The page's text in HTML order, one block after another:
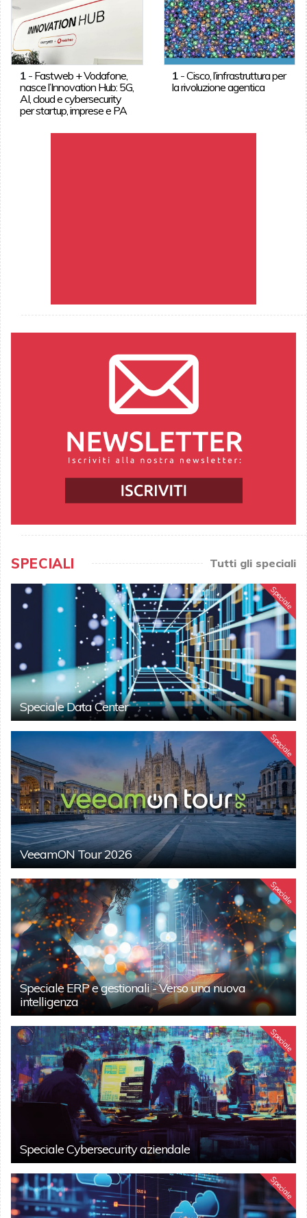
1- Fastweb + Vodafone,
nasce l’Innovation Hub: 5G,
AI, cloud e cybersecurity
per startup, imprese e PA
1 -Cisco, l’infrastruttura per
la rivoluzione agentica
SPECIALI Tutti gli speciali
Speciale
Speciale Data Center
Speciale
VeeamON Tour 2026
Speciale
Speciale ERP e gestionali - Verso una nuova
intelligenza
Speciale
Speciale Cybersecurity aziendale
Speciale